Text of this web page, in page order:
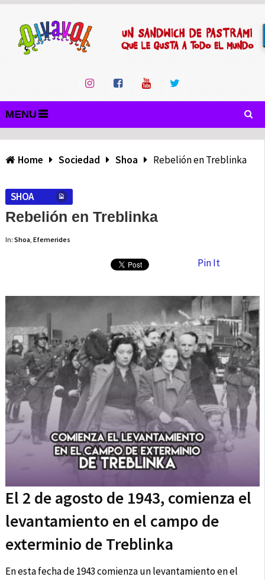
MENU
Home Sociedad Shoa Rebelión en Treblinka
SHOA
Rebelión en Treblinka
In: Shoa, Efemerides
Pin It
El 2 de agosto de 1943, comienza el
levantamiento en el campo de
exterminio de Treblinka
En esta fecha de 1943 comienza un levantamiento en el